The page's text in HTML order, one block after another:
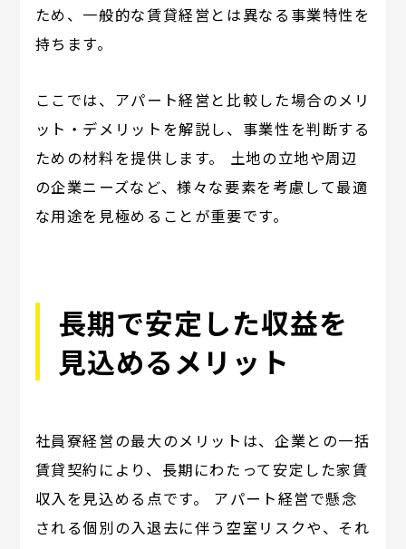
ため、一般的な賃貸経営とは異なる事業特性を
持ちます。
ここでは、アパート経営と比較した場合のメリ
ット・デメリットを解説し、事業性を判断する
ための材料を提供します。 土地の立地や周辺
の企業ニーズなど、様々な要素を考慮して最適
な用途を見極めることが重要です。
長期で安定した収益を
見込めるメリット
社員寮経営の最大のメリットは、企業との一括
賃貸契約により、長期にわたって安定した家賃
収入を見込める点です。 アパート経営で懸念
される個別の入退去に伴う空室リスクや、それ